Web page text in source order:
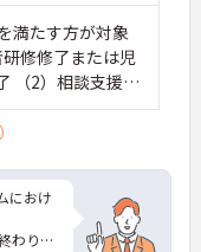
ピ完
ます。
フにと
ョンを
満たす方が対象
研修修了または児
（2）相談支援従
たは相談支援従
におけ
わりの